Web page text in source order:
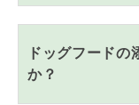
ドッグフード
か？